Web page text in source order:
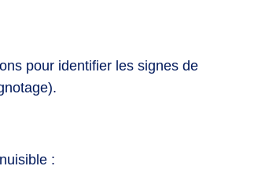
pour identifier les signes de
: